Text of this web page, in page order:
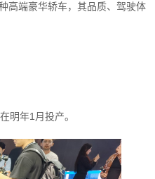
高端豪华轿车，其品质、驾驶体
明年1月投产。